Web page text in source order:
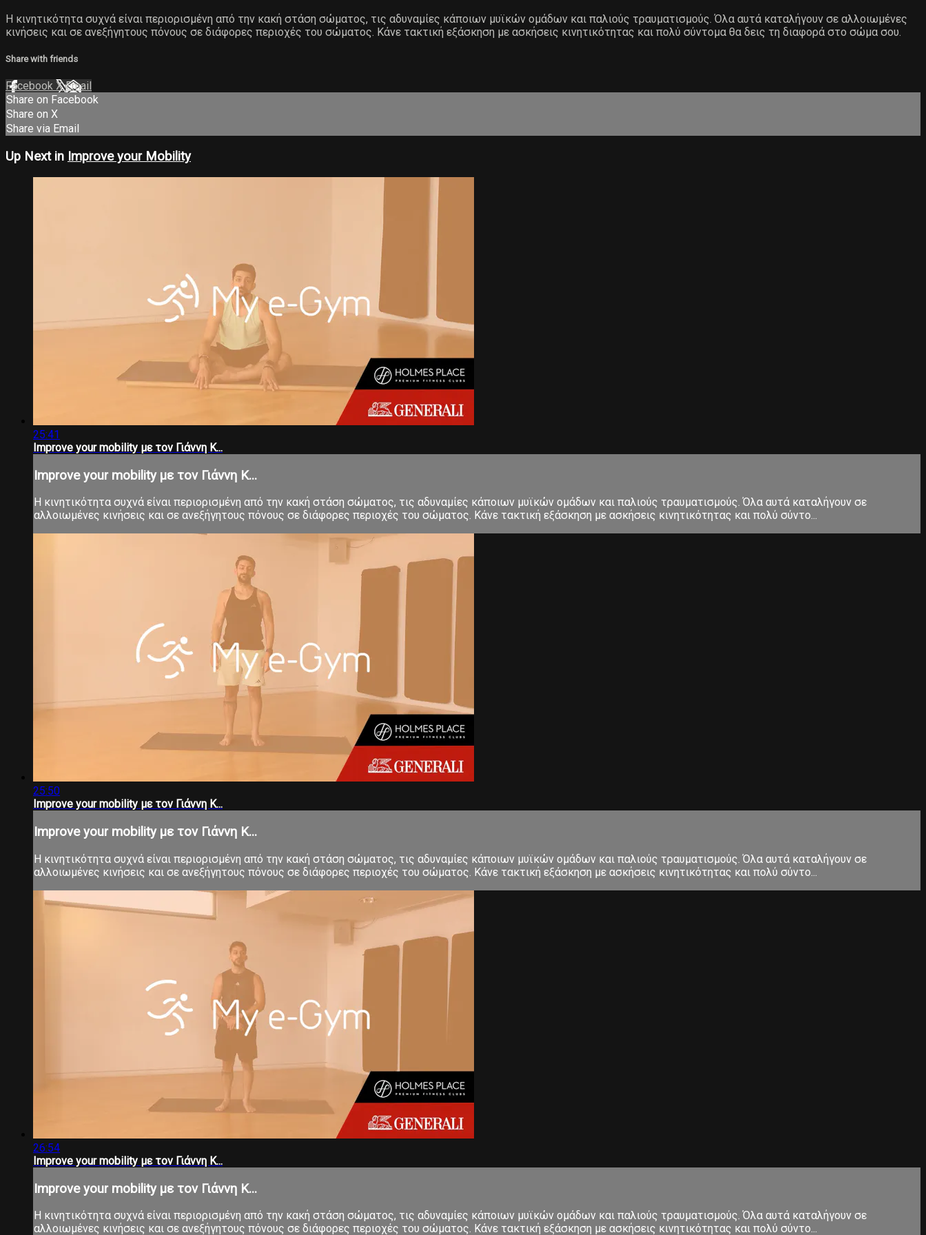
Η κινητικότητα συχνά είναι περιορισμένη από την κακή στάση σώματος, τις αδυναμίες κάποιων μυϊκών ομάδων και παλιούς τραυματισμούς. Όλα αυτά καταλήγουν σε αλλοιωμένες
κινήσεις και σε ανεξήγητους πόνους σε διάφορες περιοχές του σώματος. Κάνε τακτική εξάσκηση με ασκήσεις κινητικότητας και πολύ σύντομα θα δεις τη διαφορά στο σώμα σου.
Share with friends
Facebook XEmail
Share on Facebook
Share on X
Share via Email
Up Next in Improve your Mobility
25:41
Improve your mobility με τον Γιάννη Κ...
Improve your mobility με τον Γιάννη Κ...
Η κινητικότητα συχνά είναι περιορισμένη από την κακή στάση σώματος, τις αδυναμίες κάποιων μυϊκών ομάδων και παλιούς τραυματισμούς. Όλα αυτά καταλήγουν σε
αλλοιωμένες κινήσεις και σε ανεξήγητους πόνους σε διάφορες περιοχές του σώματος. Κάνε τακτική εξάσκηση με ασκήσεις κινητικότητας και πολύ σύντο...
25:50
Improve your mobility με τον Γιάννη Κ...
Improve your mobility με τον Γιάννη Κ...
Η κινητικότητα συχνά είναι περιορισμένη από την κακή στάση σώματος, τις αδυναμίες κάποιων μυϊκών ομάδων και παλιούς τραυματισμούς. Όλα αυτά καταλήγουν σε
αλλοιωμένες κινήσεις και σε ανεξήγητους πόνους σε διάφορες περιοχές του σώματος. Κάνε τακτική εξάσκηση με ασκήσεις κινητικότητας και πολύ σύντο...
26:54
Improve your mobility με τον Γιάννη Κ...
Improve your mobility με τον Γιάννη Κ...
Η κινητικότητα συχνά είναι περιορισμένη από την κακή στάση σώματος, τις αδυναμίες κάποιων μυϊκών ομάδων και παλιούς τραυματισμούς. Όλα αυτά καταλήγουν σε
αλλοιωμένες κινήσεις και σε ανεξήγητους πόνους σε διάφορες περιοχές του σώματος. Κάνε τακτική εξάσκηση με ασκήσεις κινητικότητας και πολύ σύντο...